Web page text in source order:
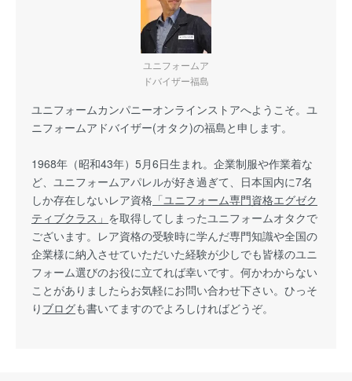
ユニフォームア
ドバイザー福島
ユニフォームカンパニーオンラインストアへようこそ。ユ
ニフォームアドバイザー(オタク)の福島と申します。
1968年（昭和43年）5月6日生まれ。企業制服や作業着な
ど、ユニフォームアパレルが好き過ぎて、日本国内に7名
しか存在しないレア資格 「ユニフォーム専門資格エグゼク
ティブクラス」 を取得してしまったユニフォームオタクで
ございます。レア資格の受験時に学んだ専門知識や全国の
企業様に納入させていただいた経験が少しでも皆様のユニ
フォーム選びのお役に立てれば幸いです。何かわからない
ことがありましたらお気軽にお問い合わせ下さい。ひっそ
り ブログも書いてますのでよろしければどうぞ。